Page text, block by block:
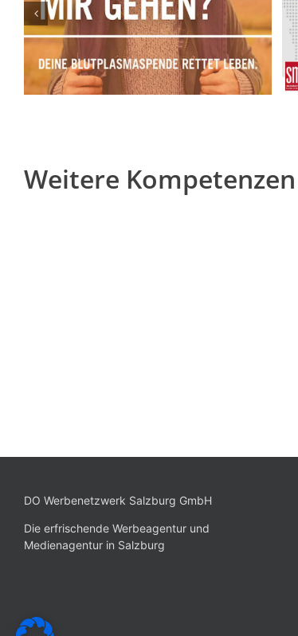
Salzburg Business
School
Weitere
DO Werbenetzwerk Salzburg GmbH
Die erfrischende Werbeagentur und
Medienagentur in Salzburg